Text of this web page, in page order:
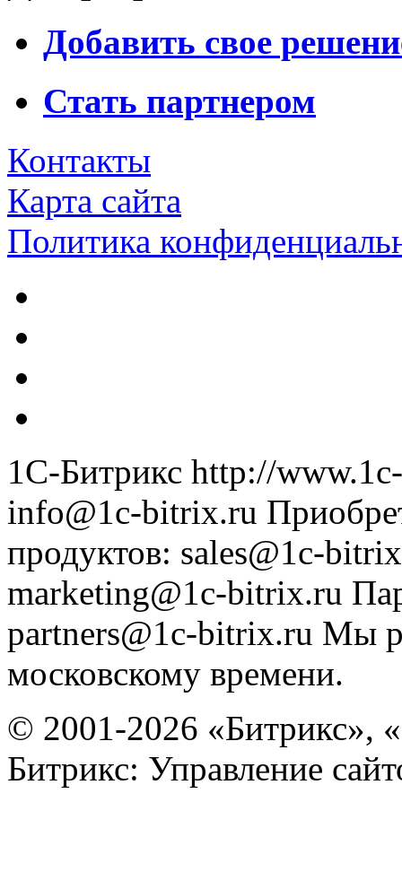
Добавить свое
Стать партнером
Контакты
Карта сайта
Политика
1С-Битрикс http://
info@1c-bitrix.ru
продуктов: sales@1c-
marketing@1c-bitrix.ru
partners@1c-bitrix.ru Мы
московскому времени.
© 2001-2026 «Битрикс»,
Битрикс: Управление